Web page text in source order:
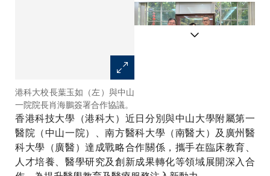
港科大校長葉玉如（左）與中山
一院院長肖海鵬簽署合作協議。
七）、和港科大首席副校長郭毅
可（右六）訪問中山一院，與中
山一院院長肖海鵬（右七）、黨
委書記駱騰（左八）等合影留
念。
香港科技大學（港科大）近日分別與中山大學附屬第一
醫院（中山一院）、南方醫科大學（南醫大）及廣州醫
科大學（廣醫）達成戰略合作關係，攜手在臨床教育、
人才培養、醫學研究及創新成果轉化等領域展開深入合